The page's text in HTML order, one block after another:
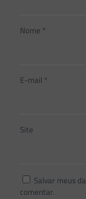
Nome *
E-mail *
Site
Salvar meus
comentar.